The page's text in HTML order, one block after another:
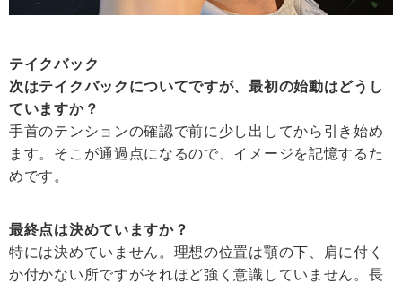
テイクバック
次はテイクバックについてですが、最初の始動はどうし
ていますか？
手首のテンションの確認で前に少し出してから引き始め
ます。そこが通過点になるので、イメージを記憶するた
めです。
最終点は決めていますか？
特には決めていません。理想の位置は顎の下、肩に付く
か付かない所ですがそれほど強く意識していません。長